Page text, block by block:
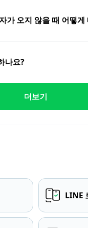
가 오지 않을 때 어떻
나요?
더보기
LINE